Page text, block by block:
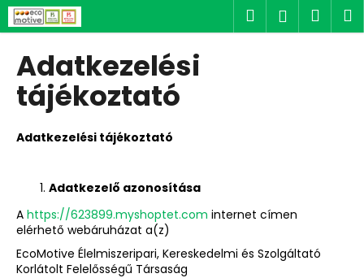
Ugrás
fő
tartalomhoz
Keresés
Adatkezelési
tájékoztató
Adatkezelési tájékoztató
Adatkezelő azonosítása
A https://623899.myshoptet.com internet címen
elérhető webáruházat a(z)
EcoMotive Élelmiszeripari, Kereskedelmi és Szolgáltató
Korlátolt Felelősségű Társaság
K
o
M
i
t
e
s
?